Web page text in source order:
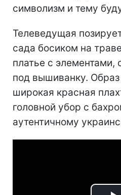
символизм и тему
Телеведущая
сада босиком на
платье с элементами,
под вышиванку.
широкая красная
головной убор с
аутентичному